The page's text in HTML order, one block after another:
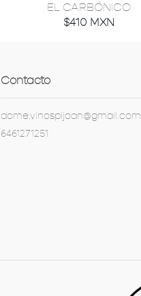
EL CARBÓNICO
$410 MXN
Contacto
dome.vinospijoan@gmail.com
6461271251